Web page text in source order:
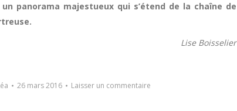
panorama majestueux qui s’étend de la chaîne de
Lise Boisselier
26 mars 2016 Laisser un commentaire